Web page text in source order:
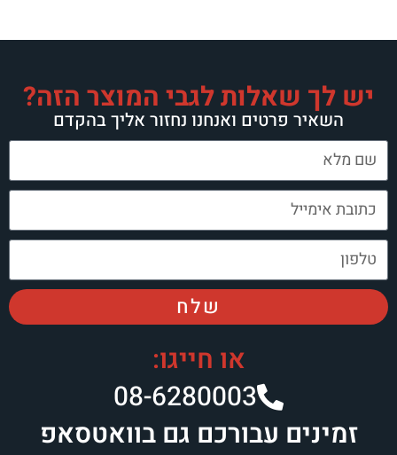
יש לך שאלות לגבי המוצר הזה?
השאיר פרטים ואנחנו נחזור אליך בהקדם
שלח
או חייגו:
08-6280003​
זמינים עבורכם גם בוואטסאפ